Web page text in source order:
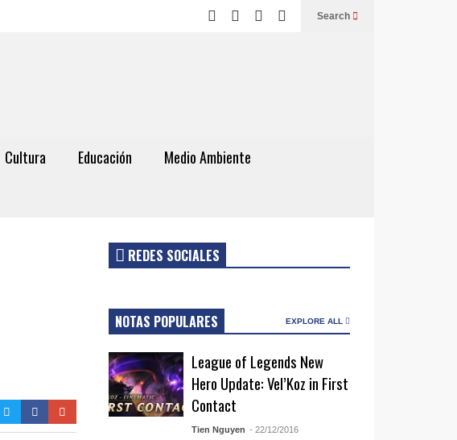
Search
Cultura Educación
Medio Ambiente
REDES SOCIALES
NOTAS POPULARES EXPLORE ALL
League of Legends New
Hero Update: Vel’Koz in First
Contact
Tien Nguyen - 22/12/2016